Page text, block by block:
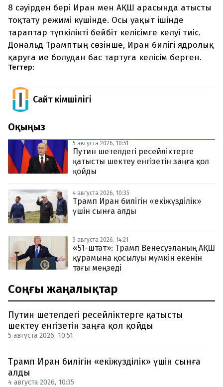
8 сәуірден бері Иран мен АҚШ арасында атысты
тоқтату режимі күшінде. Осы уақыт ішінде
тараптар түпкілікті бейбіт келісімге келуі тиіс.
Дональд Трамптың сөзінше, Иран билігі ядролық
қаруға ие болудан бас тартуға келісім берген.
Тегтер:
Сайт Әкімшілігі
Оқыңыз
5 августа 2026, 10:51
Путин шетелдегі ресейліктерге
қатысты шектеу енгізетін заңға қол
қойды
4 августа 2026, 10:35
Трамп Иран билігін «екіжүзділік»
үшін сынға алды
3 августа 2026, 14:21
«51-штат»: Трамп Венесуэланың АҚШ
құрамына қосылуы мүмкін екенін
тағы меңзеді
Соңғы жаңалықтар
Путин шетелдегі ресейліктерге қатысты
шектеу енгізетін заңға қол қойды
5 августа 2026, 10:51
Трамп Иран билігін «екіжүзділік» үшін сынға
алды
4 августа 2026, 10:35